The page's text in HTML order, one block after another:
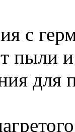
с
пыли и
для